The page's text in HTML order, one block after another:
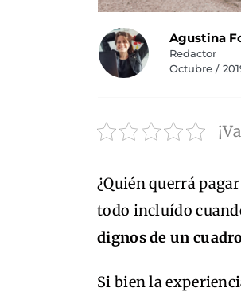
Agustina
Redactor
Octubre /
¿Quién querrá
todo incluído
dignos de un
Si bien la